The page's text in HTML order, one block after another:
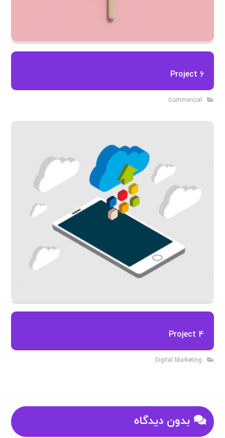
Project 6
Commercial
Project 4
Digital Marketing
بدون دیدگاه